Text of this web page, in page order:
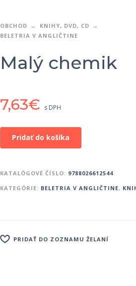
OBCHOD
KNIHY, DVD, CD
BELETRIA V ANGLIČTINE
Malý chemik
7,63€ s DPH
Pridať do košíka
KATALÓGOVÉ ČÍSLO: 9788026612544
KATEGÓRIE: BELETRIA V ANGLIČTINE,
PRIDAŤ DO ZOZNAMU ŽELANÍ